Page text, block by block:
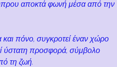
αποκτά φωνή μέσα από την
πόνο, συγκροτεί έναν χώρο
ύστατη προσφορά, σύμβολο
τη ζωή.